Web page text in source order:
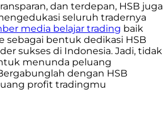
dan terdepan, HSB juga
seluruh tradernya
media belajar trading baik
sebagai bentuk dedikasi HSB
sukses di Indonesia. Jadi, tidak
menunda peluang
dengan HSB
profit tradingmu